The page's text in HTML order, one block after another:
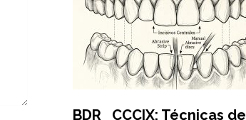
BDR CCCIX: Técnicas de